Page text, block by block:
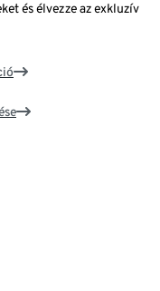
és élvezze az exkluzív